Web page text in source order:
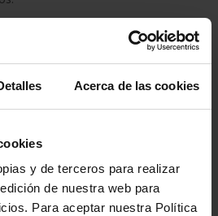
Acerca de las cookies
y de terceros para realizar
de nuestra web para
Para aceptar nuestra Política
coches
Motor